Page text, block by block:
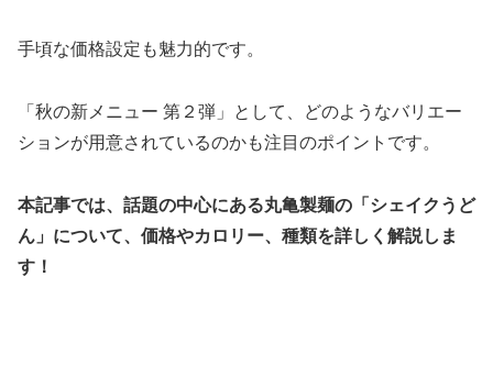
手頃な価格設定も魅力的です。
「秋の新メニュー 第２弾」として、どのようなバリエー
ションが用意されているのかも注目のポイントです。
本記事では、話題の中心にある丸亀製麺の「シェイクうど
ん」について、価格やカロリー、種類を詳しく解説しま
す！